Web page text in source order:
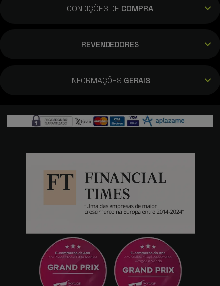
CONDIÇÕES DE COMPRA
REVENDEDORES
INFORMAÇÕES GERAIS